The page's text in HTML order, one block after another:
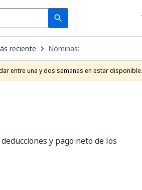
search
Search
reciente Nóminas:
entre una y dos semanas en estar disponible.
y pago neto de los